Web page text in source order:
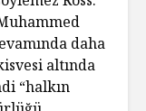
daha
altında
“halkın